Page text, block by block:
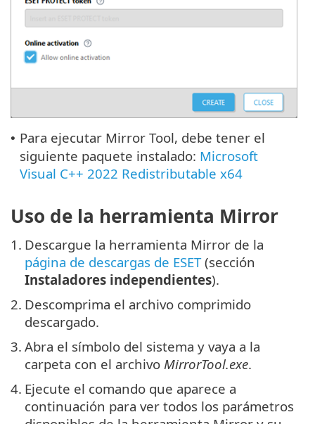
• Para ejecutar Mirror Tool, debe tener el
siguiente paquete instalado: Microsoft
Visual C++ 2022 Redistributable x64
Uso de la herramienta Mirror
1. Descargue la herramienta Mirror de la
página de descargas de ESET(sección
Instaladores independientes).
2. Descomprima el archivo comprimido
descargado.
3. Abra el símbolo del sistema y vaya a la
carpeta con el archivo MirrorTool.exe.
4. Ejecute el comando que aparece a
continuación para ver todos los parámetros